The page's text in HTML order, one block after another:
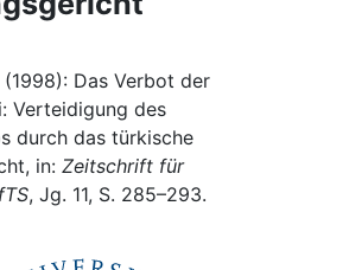
Das Verbot der
Verteidigung des
durch das türkische
in: Zeitschrift für
, Jg. 11, S. 285–293.